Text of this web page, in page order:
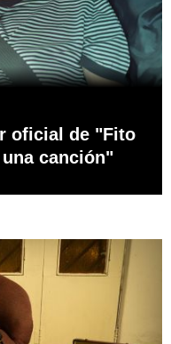
oficial de "Fito
canción"